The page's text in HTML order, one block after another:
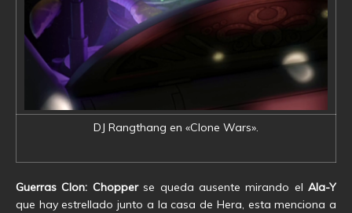
DJ Rangthang en «Clone Wars».
Guerras Clon: Chopperse queda ausente mirando el Ala-Y
que hay estrellado junto a la casa de Hera, esta menciona a